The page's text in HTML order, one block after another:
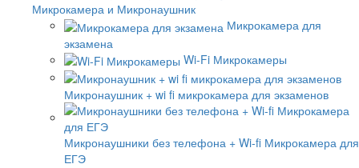
Микрокамера и Микронаушник
Микрокамера для
экзамена
Wi-Fi Микрокамеры
Микронаушник + wi fi микрокамера для экзаменов
Микронаушники без телефона + Wi-fi Микрокамера для
ЕГЭ